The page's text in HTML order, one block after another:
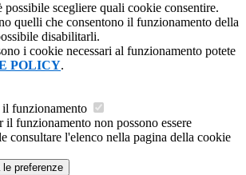
possibile scegliere quali cookie consentire.
quelli che consentono il funzionamento della
disabilitarli.
i cookie necessari al funzionamento potete
POLICY.
il funzionamento
il funzionamento non possono essere
consultare l'elenco nella pagina della cookie
le preferenze